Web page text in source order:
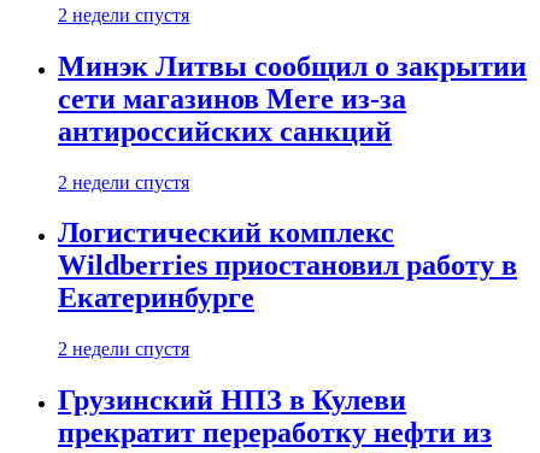
2 недели спустя
Минэк Литвы сообщил о закрытии
сети магазинов Mere из-за
антироссийских санкций
2 недели спустя
Логистический комплекс
Wildberries приостановил работу в
Екатеринбурге
2 недели спустя
Грузинский НПЗ в Кулеви
прекратит переработку нефти из